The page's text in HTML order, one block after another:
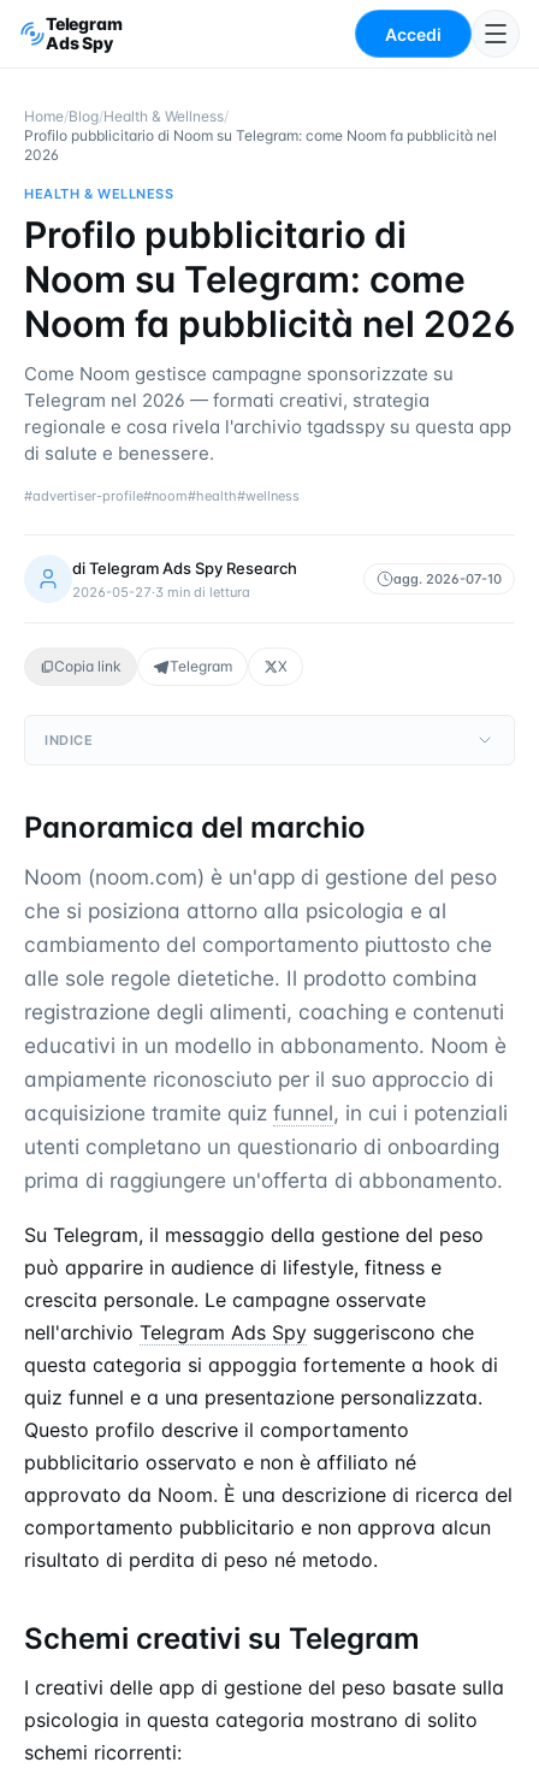
Telegram
Ads Spy
Accedi
Home/Blog/Health & Wellness/
Profilo pubblicitario di Noom su Telegram: come Noom fa pubblicità nel
2026
HEALTH & WELLNESS
Profilo pubblicitario di
Noom su Telegram: come
Noom fa pubblicità nel 2026
Come Noom gestisce campagne sponsorizzate su
Telegram nel 2026 — formati creativi, strategia
regionale e cosa rivela l'archivio tgadsspy su questa app
di salute e benessere.
#advertiser-profile#noom#health#wellness
diTelegram Ads Spy Research
2026-05-27·3 min di lettura
agg. 2026-07-10
Copia link Telegram X
INDICE
Panoramica del marchio
Noom (noom.com) è un'app di gestione del peso
che si posiziona attorno alla psicologia e al
cambiamento del comportamento piuttosto che
alle sole regole dietetiche. Il prodotto combina
registrazione degli alimenti, coaching e contenuti
educativi in un modello in abbonamento. Noom è
ampiamente riconosciuto per il suo approccio di
acquisizione tramite quiz funnel, in cui i potenziali
utenti completano un questionario di onboarding
prima di raggiungere un'offerta di abbonamento.
Su Telegram, il messaggio della gestione del peso
può apparire in audience di lifestyle, fitness e
crescita personale. Le campagne osservate
nell'archivio Telegram Ads Spy suggeriscono che
questa categoria si appoggia fortemente a hook di
quiz funnel e a una presentazione personalizzata.
Questo profilo descrive il comportamento
pubblicitario osservato e non è affiliato né
approvato da Noom. È una descrizione di ricerca del
comportamento pubblicitario e non approva alcun
risultato di perdita di peso né metodo.
Schemi creativi su Telegram
I creativi delle app di gestione del peso basate sulla
psicologia in questa categoria mostrano di solito
schemi ricorrenti: